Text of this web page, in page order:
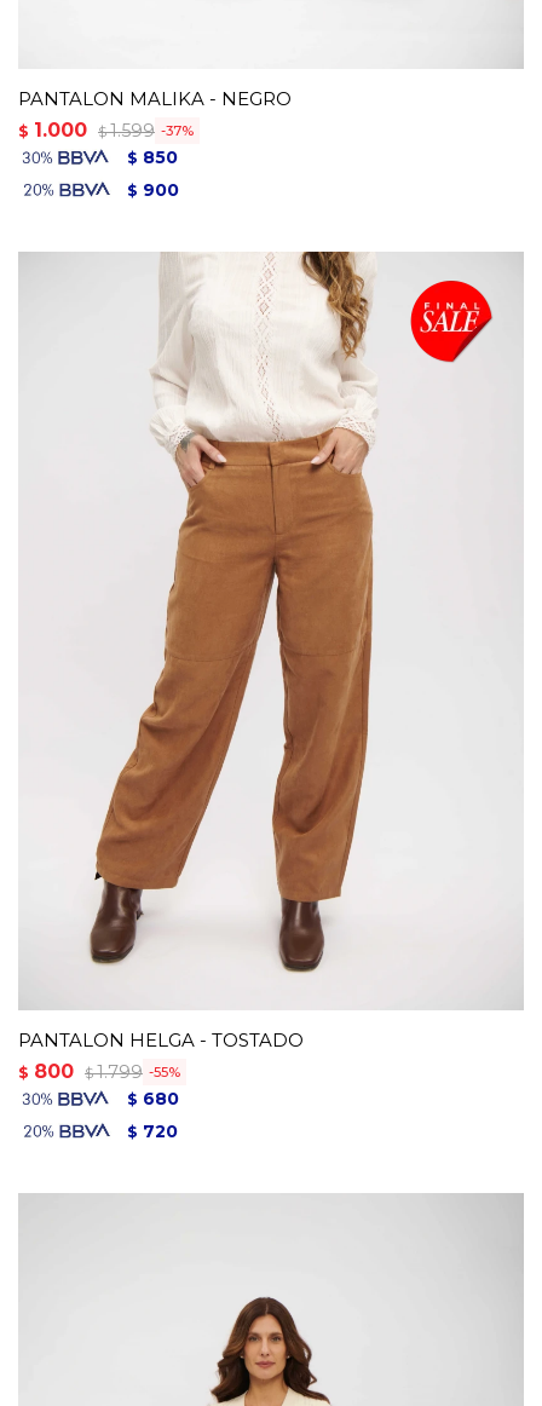
PANTALON MALIKA - NEGRO
$ 1.000 $ 1.599 37
$ 850
$ 900
PANTALON HELGA - TOSTADO
$ 800 $ 1.799 55
$ 680
$ 720